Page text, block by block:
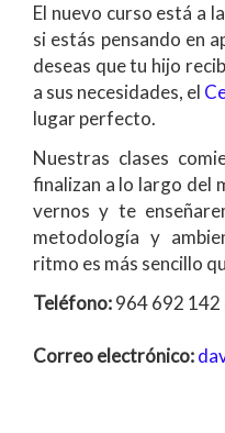
El nuevo curso está a
si estás pensando en
deseas que tu hijo
a sus necesidades, el
lugar perfecto.
Nuestras clases
finalizan a lo largo del
vernos y te
metodología y
ritmo es más sencillo
Teléfono:964 692
Correo electrónico: